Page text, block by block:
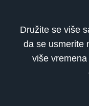
Družite se više
da se usmerite
više